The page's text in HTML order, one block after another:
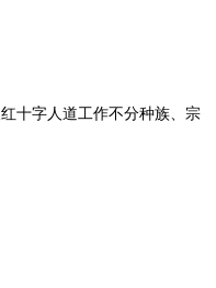
十字人道工作不分种族、宗